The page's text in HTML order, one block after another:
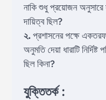
নাকি শুধু প্রয়োজন অনুসারে
দায়িত্ব ছিল?
২. প্রশাসনের পক্ষে
অনুমতি দেয়া ধারাটি
ছিল কিনা?
যুক্তিতর্ক :